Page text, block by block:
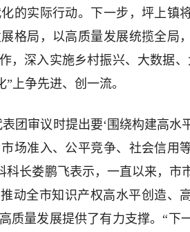
的实际行动。下一步，坪上镇
格局，以高质量发展统揽全局
，深入实施乡村振兴、大数据
上争先进、创一流。
团审议时提出要‘围绕构建高水
场准入、公平竞争、社会信用
科长娄鹏飞表示，一直以来，市
动全市知识产权高水平创造、
质量发展提供了有力支撑。“下